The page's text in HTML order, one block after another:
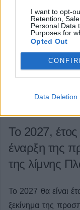
I want to opt-
Retention,
Personal Data
Purposes for
Opted Out
Data Deletion
Το 2027,
έναρξη της
της λίμνης
Το 2027 θα είναι
ξεκίνημα της